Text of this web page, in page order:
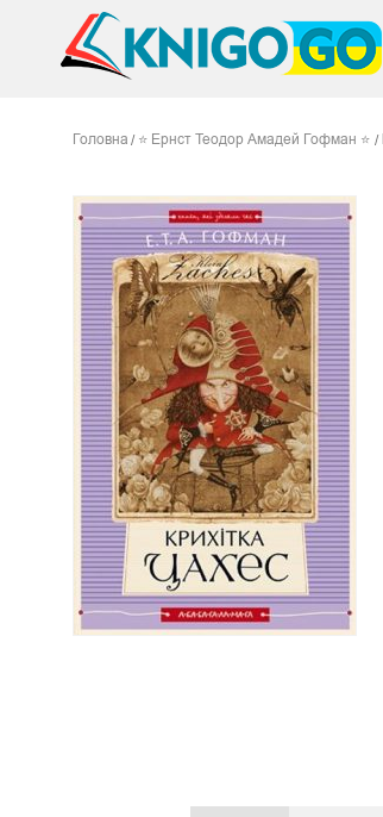
Головна ⭐ Ернст Теодор Амадей Гофман ⭐